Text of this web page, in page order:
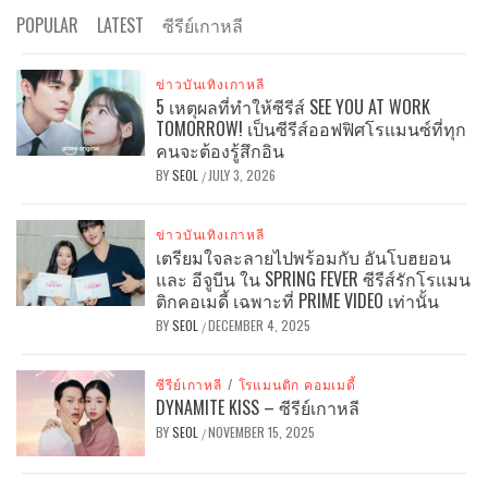
POPULAR LATEST ซีรีย์เกาหลี
ข่าวบันเทิงเกาหลี
5 เหตุผลที่ทำให้ซีรีส์ SEE YOU AT WORK
TOMORROW! เป็นซีรีส์ออฟฟิศโรแมนซ์ที่ทุก
คนจะต้องรู้สึกอิน
BYSEOL / JULY 3, 2026
ข่าวบันเทิงเกาหลี
เตรียมใจละลายไปพร้อมกับ อันโบฮยอน
และ อีจูบีน ใน SPRING FEVER ซีรีส์รักโรแมน
ติกคอเมดี้ เฉพาะที่ PRIME VIDEO เท่านั้น
BYSEOL /DECEMBER 4, 2025
ซีรีย์เกาหลี / โรแมนติก คอมเมดี้
DYNAMITE KISS – ซีรีย์เกาหลี
BYSEOL /NOVEMBER 15, 2025